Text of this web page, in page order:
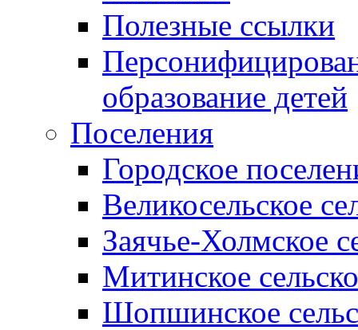
Полезные ссылки
образование детей
Поселения
Городское
Великосельское
Заячье-Холмское
Митинское
Шопшинское